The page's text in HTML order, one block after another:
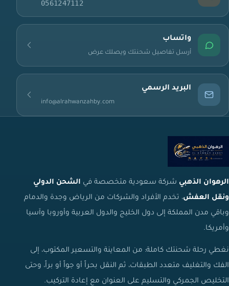
0561247112
واتساب
أرسل تفاصيل شحنتك ويصلك عرض
البريد الرسمي
info@alrahwanzahby.com
الرهوان الذهبي شركة سعودية متخصصة في الشحن الدولي
ونقل العفش، تخدم الأفراد والشركات من الرياض وجدة والدمام
وباقي مدن المملكة إلى دول الخليج والدول العربية وأوروبا وآسيا
وأمريكا.
نغطي رحلة شحنتك كاملة: من المعاينة والتسعير المكتوب، إلى
الفك والتغليف متعدد الطبقات، ثم النقل بحراً أو جواً أو براً، وحتى
التخليص الجمركي والتسليم على العنوان مع إعادة التركيب.